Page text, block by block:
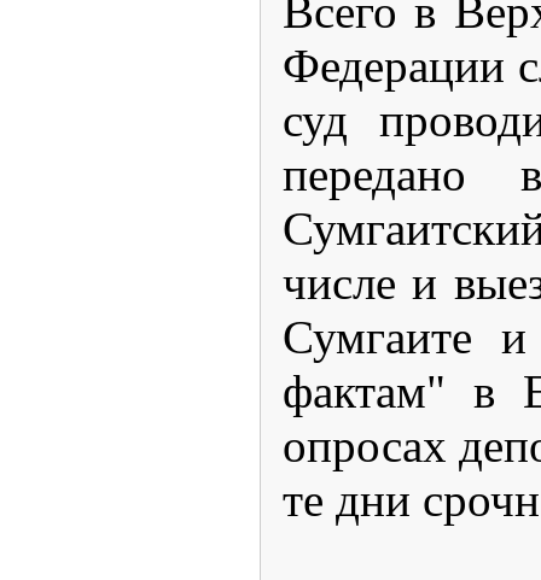
Всего в
Федерации
суд
передано
числе и
Сумгаите
фактам" в
опросах
те дни